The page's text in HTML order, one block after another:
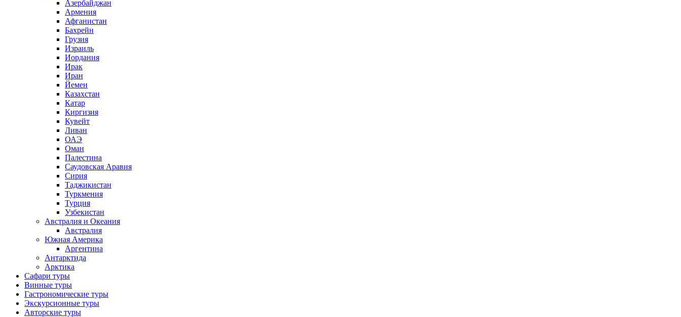
Азербайджан
Армения
Афганистан
Бахрейн
Грузия
Израиль
Иордания
Ирак
Иран
Йемен
Казахстан
Катар
Киргизия
Кувейт
Ливан
ОАЭ
Оман
Палестина
Саудовская Аравия
Сирия
Таджикистан
Туркмения
Турция
Узбекистан
Австралия и Океания
Австралия
Южная Америка
Аргентина
Антарктида
Арктика
Сафари туры
Винные туры
Гастрономические туры
Экскурсионные туры
Авторские туры